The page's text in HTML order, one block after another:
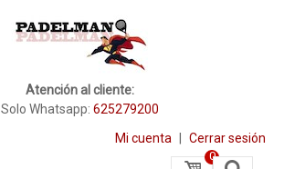
Atención al cliente:
Solo Whatsapp: 625279200
Mi cuenta Cerrar sesión
0